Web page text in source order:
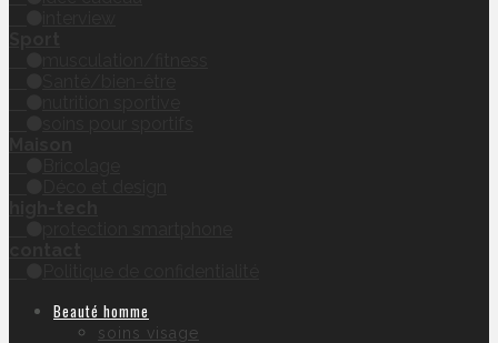
Beauté homme
soins visage